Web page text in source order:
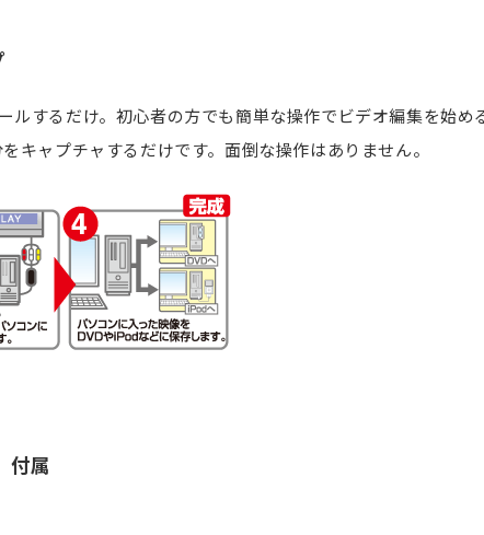
するだけ。初心者の方でも簡単な操作でビデオ編集を始
キャプチャするだけです。面倒な操作はありません。
付属